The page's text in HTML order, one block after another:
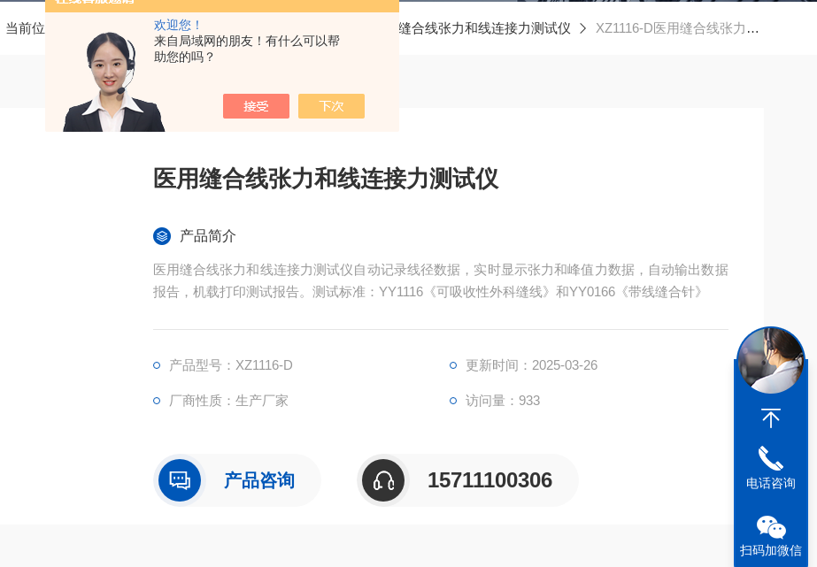
欢迎您！
来自局域网的朋友！有什么可以帮
助您的吗？
当前位置： 产品中心 医用缝合线张力和线连接力测试仪 XZ1116-D医用缝合线张力和线连接力测试仪
医用缝合线张力和线连接力测试仪
产品简介
医用缝合线张力和线连接力测试仪自动记录线径数据，实时显示张力和峰值力数据，自动输出数据
报告，机载打印测试报告。测试标准：YY1116《可吸收性外科缝线》和YY0166《带线缝合针》
产品型号：XZ1116-D 更新时间：2025-03-26
厂商性质：生产厂家 访问量：933
产品咨询 15711100306 电话咨询
扫码加微信